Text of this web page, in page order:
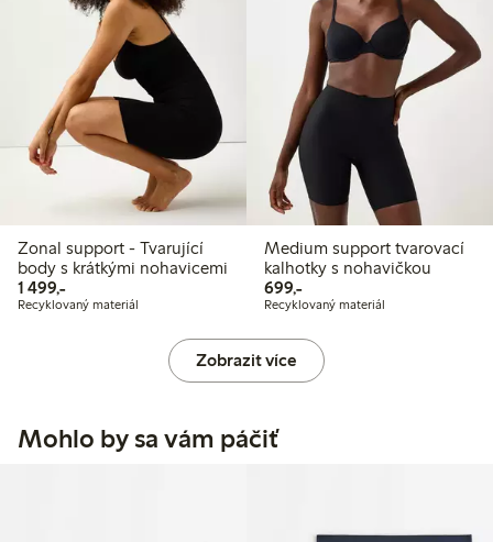
Zonal support - Tvarující
body s krátkými nohavicemi
1 499,-1 499,00 Kč
Recyklovaný materiál
Medium support tvarovací
kalhotky s nohavičkou
699,-699,00 Kč
Recyklovaný materiál
Zobrazit více
Mohlo by sa vám páčiť